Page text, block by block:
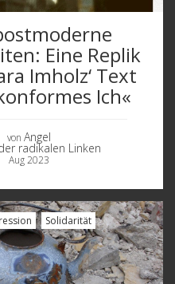
Eine Replik
Imholz‘ Text
Ich«
von Angel
radikalen Linken
Aug 2023
Solidarität